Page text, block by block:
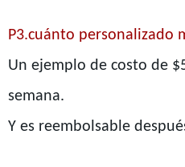
P3.cuánto personalizado
Un ejemplo de costo de
semana.
Y es reembolsable